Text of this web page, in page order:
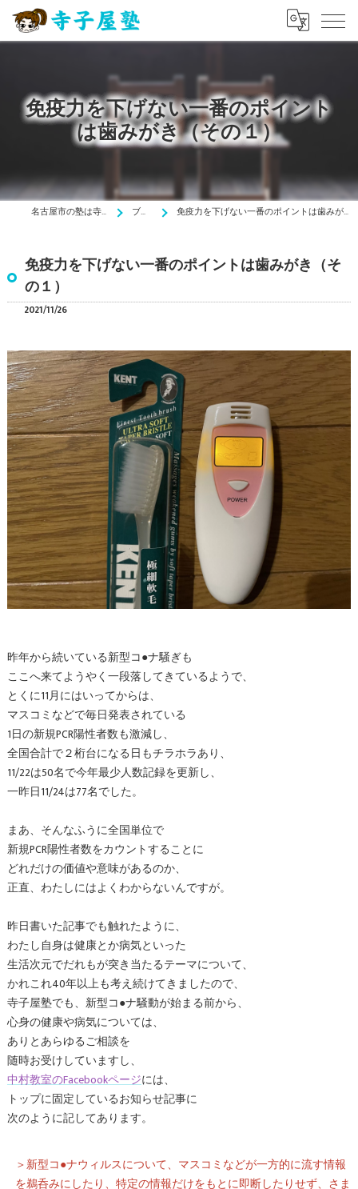
免疫力を下げない一番のポイント
は歯みがき（その１）
名古屋市の塾は寺子屋塾 ブログ 免疫力を下げない一番のポイントは歯みがき（その１）
免疫力を下げない一番のポイントは歯みがき（そ
の１）
2021/11/26
昨年から続いている新型コ●ナ騒ぎも
ここへ来てようやく一段落してきているようで、
とくに11月にはいってからは、
マスコミなどで毎日発表されている
1日の新規PCR陽性者数も激減し、
全国合計で２桁台になる日もチラホラあり、
11/22は50名で今年最少人数記録を更新し、
一昨日11/24は77名でした。
まあ、そんなふうに全国単位で
新規PCR陽性者数をカウントすることに
どれだけの価値や意味があるのか、
正直、わたしにはよくわからないんですが。
昨日書いた記事でも触れたように、
わたし自身は健康とか病気といった
生活次元でだれもが突き当たるテーマについて、
かれこれ40年以上も考え続けてきましたので、
寺子屋塾でも、新型コ●ナ騒動が始まる前から、
心身の健康や病気については、
ありとあらゆるご相談を
随時お受けしていますし、
中村教室のFacebookページには、
トップに固定しているお知らせ記事に
次のように記してあります。
＞新型コ●ナウィルスについて、マスコミなどが一方的に流す情報
を鵜呑みにしたり、特定の情報だけをもとに即断したりせず、さま